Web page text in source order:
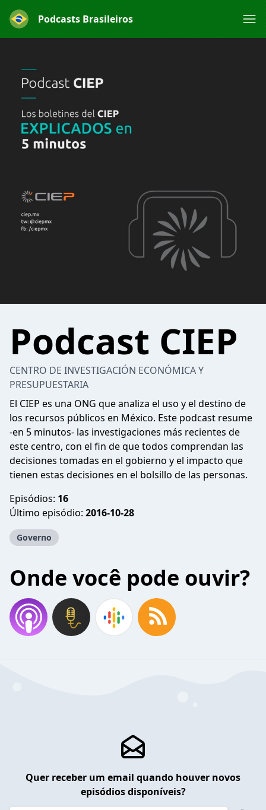
Podcasts Brasileiros
Podcast CIEP
CENTRO DE INVESTIGACIÓN ECONÓMICA Y
PRESUPUESTARIA
El CIEP es una ONG que analiza el uso y el destino de
los recursos públicos en México. Este podcast resume
-en 5 minutos- las investigaciones más recientes de
este centro, con el fin de que todos comprendan las
decisiones tomadas en el gobierno y el impacto que
tienen estas decisiones en el bolsillo de las personas.
Episódios: 16
Último episódio: 2016-10-28
Governo
Onde você pode ouvir?
Quer receber um email quando houver novos
episódios disponíveis?